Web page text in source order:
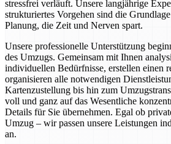
stressfrei verläuft. Unsere langjährige
strukturiertes Vorgehen sind die
Planung, die Zeit und Nerven spart.
Unsere professionelle Unterstützung
des Umzugs. Gemeinsam mit Ihnen
individuellen Bedürfnisse, erstellen einen
organisieren alle notwendigen
Kartenzustellung bis hin zum
voll und ganz auf das Wesentliche
Details für Sie übernehmen. Egal ob
Umzug – wir passen unsere Leistungen
an.